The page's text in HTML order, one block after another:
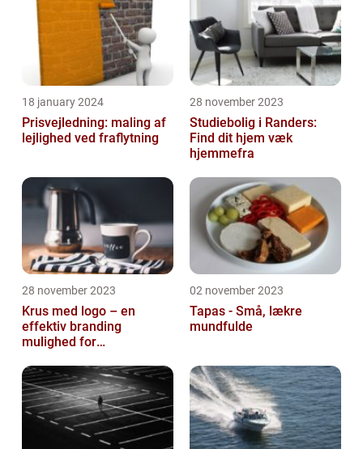
18 january 2024
Prisvejledning: maling af
lejlighed ved fraflytning
28 november 2023
Studiebolig i Randers:
Find dit hjem væk
hjemmefra
28 november 2023
Krus med logo – en
effektiv branding
mulighed for
02 november 2023
Tapas - Små, lækre
mundfulde